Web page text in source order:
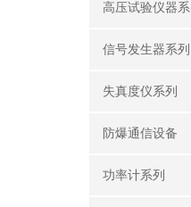
高压试验仪器系
信号发生器系列
失真度仪系列
防爆通信设备
功率计系列